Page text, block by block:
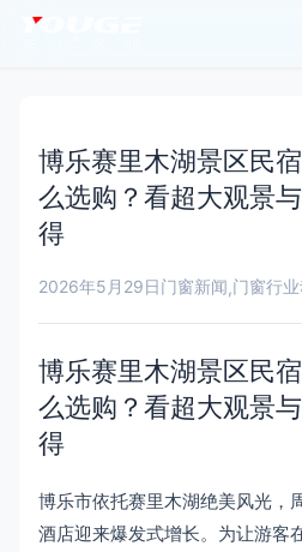
博乐赛里木湖景区民
么选购？看超大观景
得
2026年5月29日门窗新闻,门窗行
博乐赛里木湖景区民
么选购？看超大观景
得
博乐市依托赛里木湖绝美风光，
酒店迎来爆发式增长。为让游客